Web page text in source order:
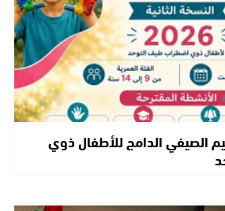
الصيفي الدامج للأطفال ذوي